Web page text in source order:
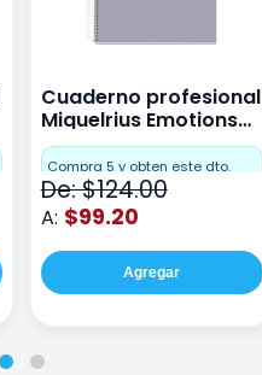
Cuaderno profesional
Miquelrius Emotions
raya 80 hojas Gris
Compra 5 y obten este dto.
De: $124.00
A: $99.20
Agregar